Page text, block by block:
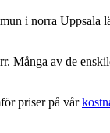
i norra Uppsala
Många av de
priser på vår